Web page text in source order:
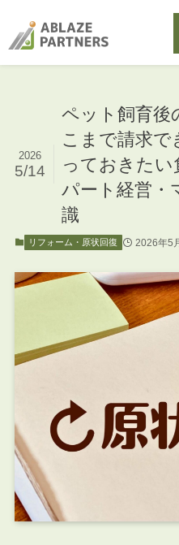
ペット飼育後
こまで請求で
っておきたい
パート経営・
識
2026
5/14
リフォーム・原状回復 2026年5